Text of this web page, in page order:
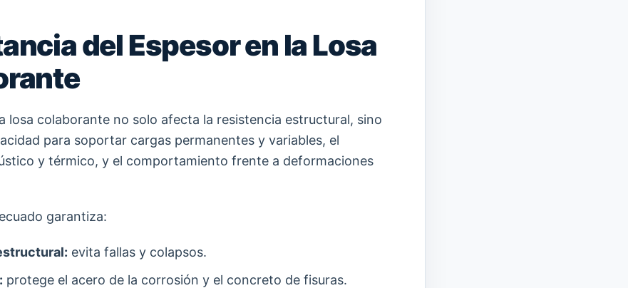
del Espesor en la Losa
losa colaborante no solo afecta la resistencia estructural, sino
para soportar cargas permanentes y variables, el
y térmico, y el comportamiento frente a deformaciones
garantiza:
evita fallas y colapsos.
protege el acero de la corrosión y el concreto de fisuras.